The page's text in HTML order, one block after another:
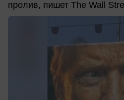
пролив, пишет The Wall